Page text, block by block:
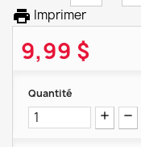
 Imprimer
9,99 $
Quantité